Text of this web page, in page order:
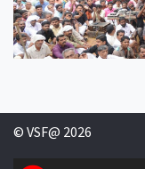
© VSF@ 2026